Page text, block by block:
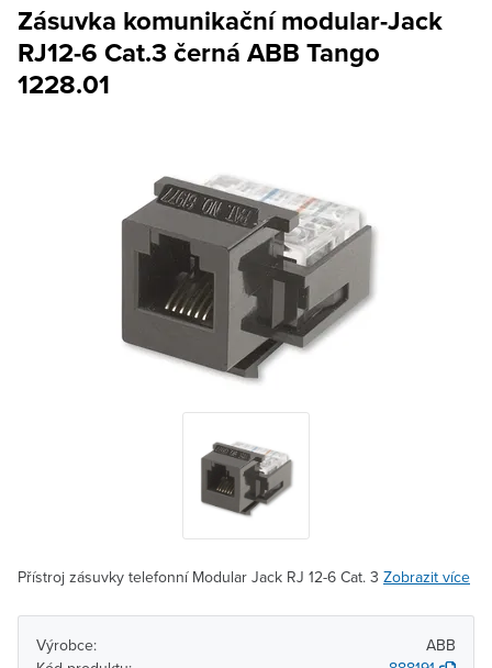
Zásuvka komunikační modular-Jack
RJ12-6 Cat.3 černá ABB Tango
1228.01
Přístroj zásuvky telefonní Modular Jack RJ 12-6 Cat. 3 Zobrazit více
Výrobce:
ABB